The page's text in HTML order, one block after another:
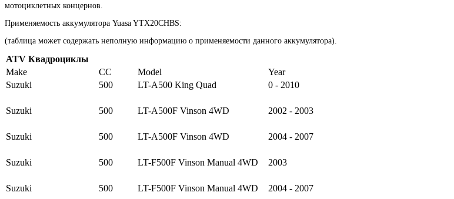
мотоциклетных концернов.
Применяемость аккумулятора Yuasa YTX20CHBS:
(таблица может содержать неполную информацию о применяемости данного аккумулятора).
ATV Квадроциклы
Make
CC Model
Year
Suzuki
500 LT-A500 King Quad 0 - 2010
Suzuki 500 LT-A500F Vinson 4WD 2002 - 2003
Suzuki 500 LT-A500F Vinson 4WD 2004 - 2007
Suzuki 500 LT-F500F Vinson Manual 4WD 2003
Suzuki 500 LT-F500F Vinson Manual 4WD 2004 - 2007